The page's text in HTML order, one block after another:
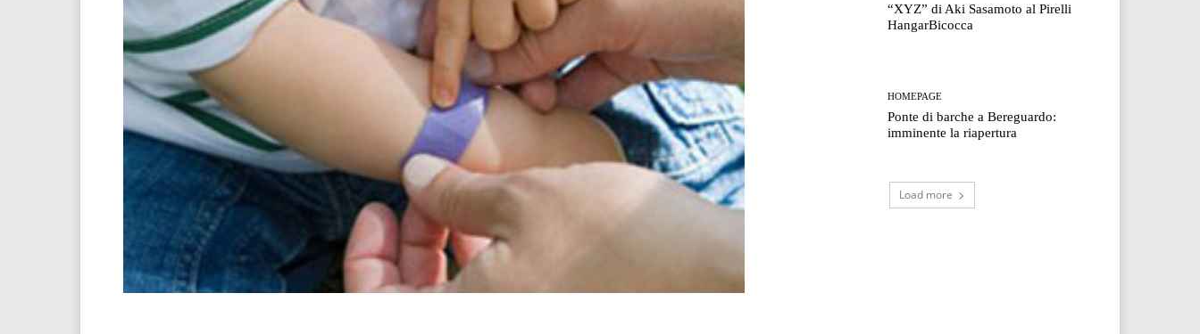
“XYZ” di Aki Sasamoto al Pirelli
HangarBicocca
HOMEPAGE
Ponte di barche a Bereguardo:
imminente la riapertura
Load more